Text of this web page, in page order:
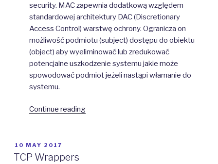
security. MAC zapewnia dodatkową względem
standardowej architektury DAC (Discretionary
Access Control) warstwę ochrony. Ogranicza on
możliwość podmiotu (subject) dostępu do obiektu
(object) aby wyeliminować lub zredukować
potencjalne uszkodzenie systemu jakie może
spowodować podmiot jeżeli nastąpi włamanie do
systemu.
Continue reading“SELinux”
POSTED
ON
10 MAY 2017
TCP Wrappers